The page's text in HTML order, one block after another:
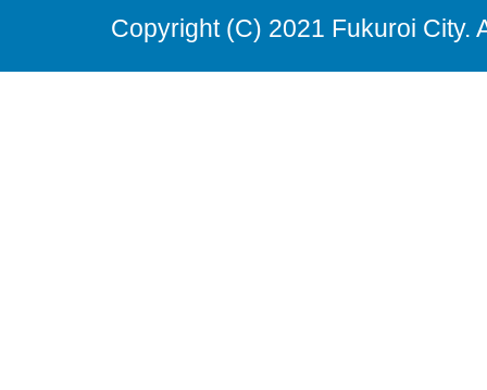
Copyright (C) 2021 Fukuroi City.